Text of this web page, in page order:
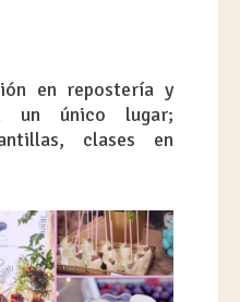
en repostería y
un único lugar;
clases en